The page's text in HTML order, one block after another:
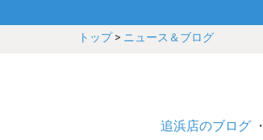
トップ> ニュース＆ブログ
追浜店のブログ・